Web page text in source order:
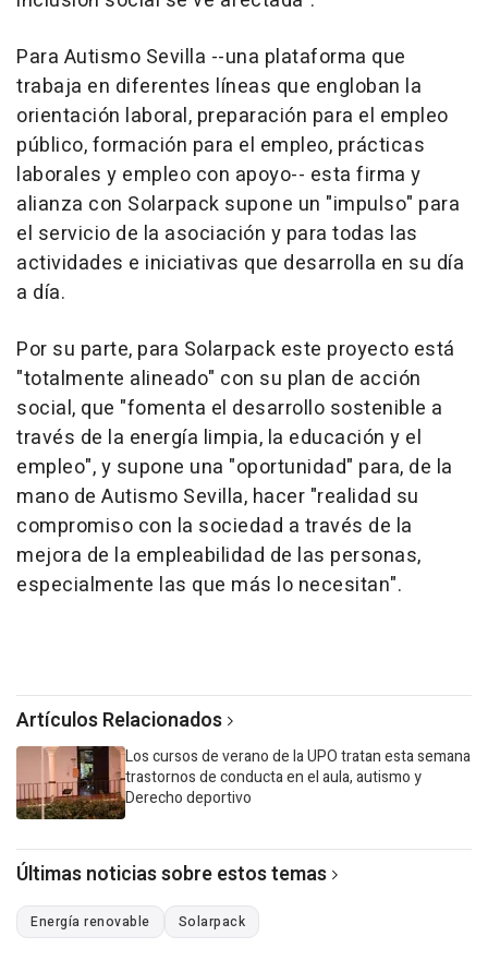
Para Autismo Sevilla --una plataforma que
trabaja en diferentes líneas que engloban la
orientación laboral, preparación para el empleo
público, formación para el empleo, prácticas
laborales y empleo con apoyo-- esta firma y
alianza con Solarpack supone un "impulso" para
el servicio de la asociación y para todas las
actividades e iniciativas que desarrolla en su día
a día.
Por su parte, para Solarpack este proyecto está
"totalmente alineado" con su plan de acción
social, que "fomenta el desarrollo sostenible a
través de la energía limpia, la educación y el
empleo", y supone una "oportunidad" para, de la
mano de Autismo Sevilla, hacer "realidad su
compromiso con la sociedad a través de la
mejora de la empleabilidad de las personas,
especialmente las que más lo necesitan".
Artículos Relacionados
Los cursos de verano de la UPO tratan esta semana
trastornos de conducta en el aula, autismo y
Derecho deportivo
Últimas noticias sobre estos temas
Energía renovable Solarpack